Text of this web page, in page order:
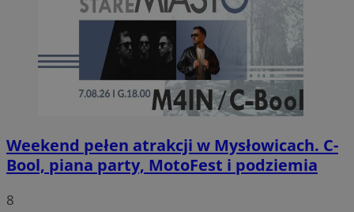
Weekend pełen atrakcji w Mysłowicach. C-
Bool, piana party, MotoFest i podziemia
8